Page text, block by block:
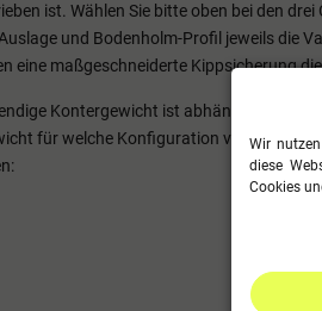
ist. Wählen Sie bitte oben bei den
und Bodenholm-Profil jeweils die
eine maßgeschneiderte Kippsicherung
Kontergewicht ist abhängig von
für welche Konfiguration
Wir
diese
Cookies